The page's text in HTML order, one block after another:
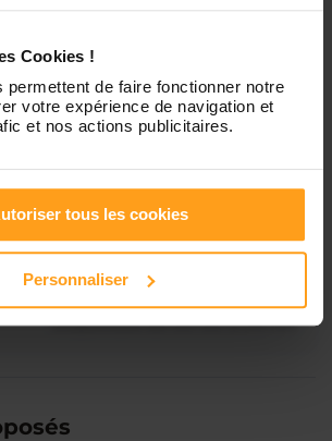
Cookies !
permettent de faire fonctionner notre
votre expérience de navigation et
et nos actions publicitaires.
tous les cookies
Personnaliser
Disponible de 00:00 à 00:30
Disponible de 00:00 à 00:00
Disponible de 00:00 à 00:00
Disponible de 00:00 à 00:00
Disponible de 00:00 à 00:00
souhaitez connaître les
de Laurence ?